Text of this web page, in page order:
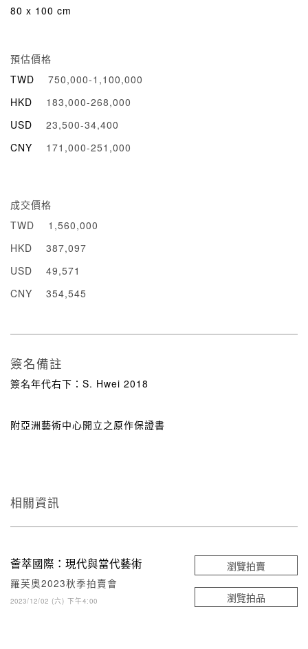
80 x 100 cm
預估價格
TWD
750,000-1,100,000
HKD
183,000-268,000
USD
23,500-34,400
CNY
171,000-251,000
成交價格
TWD
1,560,000
HKD
387,097
USD
49,571
CNY
354,545
簽名備註
簽名年代右下：S. Hwei 2018
附亞洲藝術中心開立之原作保證書
相關資訊
薈萃國際：現代與當代藝術
羅芙奧2023秋季拍賣會
2023/12/02 (六) 下午4:00
瀏覽拍賣
瀏覽拍品